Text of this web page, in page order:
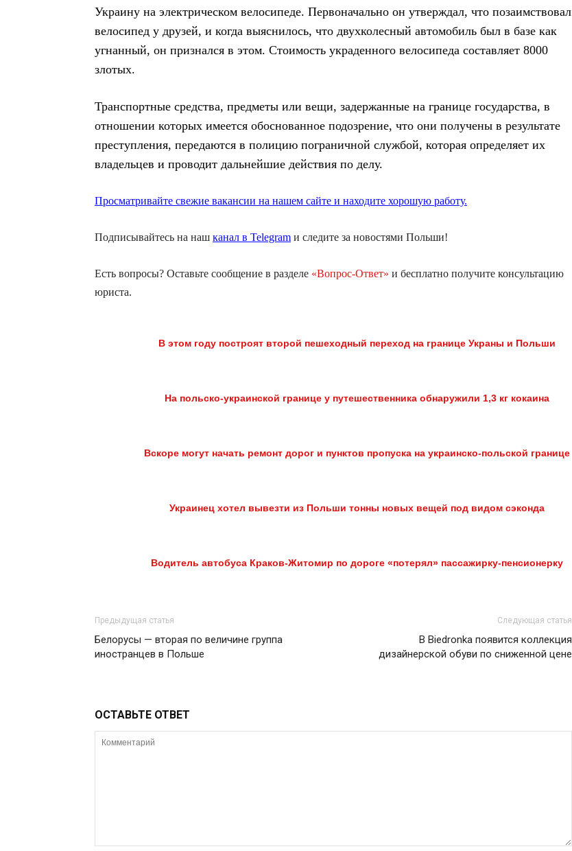
Украину на электрическом велосипеде. Первоначально он утверждал, что позаимствовал
велосипед у друзей, и когда выяснилось, что двухколесный автомобиль был в базе как
угнанный, он признался в этом. Стоимость украденного велосипеда составляет 8000
злотых.
Транспортные средства, предметы или вещи, задержанные на границе государства, в
отношении которых имеется обоснованное подозрение, что они получены в результате
преступления, передаются в полицию пограничной службой, которая определяет их
владельцев и проводит дальнейшие действия по делу.
Просматривайте свежие вакансии на нашем сайте и находите хорошую работу.
Подписывайтесь на наш канал в Telegram и следите за новостями Польши!
Есть вопросы? Оставьте сообщение в разделе «Вопрос-Ответ» и бесплатно получите консультацию
юриста.
В этом году построят второй пешеходный переход на границе Украны и Польши
На польско-украинской границе у путешественника обнаружили 1,3 кг кокаина
Вскоре могут начать ремонт дорог и пунктов пропуска на украинско-польской границе
Украинец хотел вывезти из Польши тонны новых вещей под видом сэконда
Водитель автобуса Краков-Житомир по дороге «потерял» пассажирку-пенсионерку
Предыдущая статья
Белорусы — вторая по величине группа
иностранцев в Польше
Следующая статья
В Biedronka появится коллекция
дизайнерской обуви по сниженной цене
ОСТАВЬТЕ ОТВЕТ